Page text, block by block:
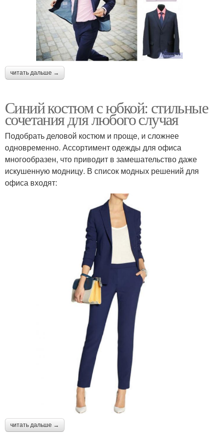
читать дальше →
Синий костюм с юбкой: стильные
сочетания для любого случая
Подобрать деловой костюм и проще, и сложнее
одновременно. Ассортимент одежды для офиса
многообразен, что приводит в замешательство даже
искушенную модницу. В список модных решений для
офиса входят:
читать дальше →